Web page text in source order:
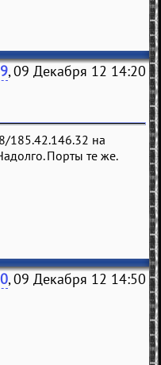
, 09 Декабря 12 14:20
185.42.146.32 на
Порты те же.
, 09 Декабря 12 14:50